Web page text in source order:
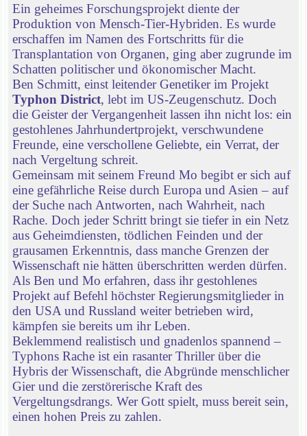
Ein geheimes Forschungsprojekt diente der
Produktion von Mensch-Tier-Hybriden. Es wurde
erschaffen im Namen des Fortschritts für die
Transplantation von Organen, ging aber zugrunde im
Schatten politischer und ökonomischer Macht.
Ben Schmitt, einst leitender Genetiker im Projekt
Typhon District, lebt im US-Zeugenschutz. Doch
die Geister der Vergangenheit lassen ihn nicht los: ein
gestohlenes Jahrhundertprojekt, verschwundene
Freunde, eine verschollene Geliebte, ein Verrat, der
nach Vergeltung schreit.
Gemeinsam mit seinem Freund Mo begibt er sich auf
eine gefährliche Reise durch Europa und Asien – auf
der Suche nach Antworten, nach Wahrheit, nach
Rache. Doch jeder Schritt bringt sie tiefer in ein Netz
aus Geheimdiensten, tödlichen Feinden und der
grausamen Erkenntnis, dass manche Grenzen der
Wissenschaft nie hätten überschritten werden dürfen.
Als Ben und Mo erfahren, dass ihr gestohlenes
Projekt auf Befehl höchster Regierungsmitglieder in
den USA und Russland weiter betrieben wird,
kämpfen sie bereits um ihr Leben.
Beklemmend realistisch und gnadenlos spannend –
Typhons Rache ist ein rasanter Thriller über die
Hybris der Wissenschaft, die Abgründe menschlicher
Gier und die zerstörerische Kraft des
Vergeltungsdrangs. Wer Gott spielt, muss bereit sein,
einen hohen Preis zu zahlen.